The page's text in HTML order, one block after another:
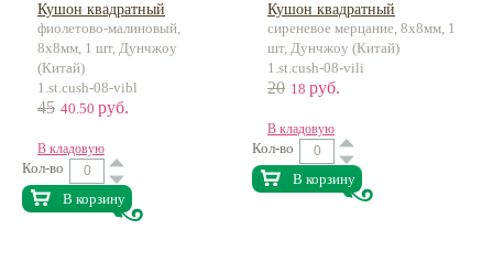
Кушон квадратный
фиолетово-малиновый,
8х8мм, 1 шт, Дунчжоу
(Китай)
1.st.cush-08-vibl
45 40.50 руб.
В кладовую
Кол-во
В корзину
Кушон квадратный
сиреневое мерцание, 8х8мм, 1
шт, Дунчжоу (Китай)
1.st.cush-08-vili
20 18 руб.
В кладовую
Кол-во
В корзину